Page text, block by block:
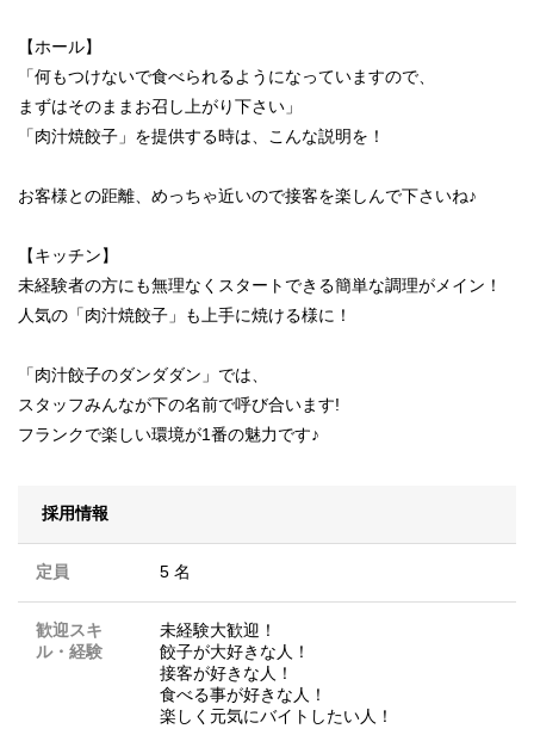
【ホール】
「何もつけないで食べられるようになっていますので、
まずはそのままお召し上がり下さい」
「肉汁焼餃子」を提供する時は、こんな説明を！
お客様との距離、めっちゃ近いので接客を楽しんで下さいね♪
【キッチン】
未経験者の方にも無理なくスタートできる簡単な調理がメイン！
人気の「肉汁焼餃子」も上手に焼ける様に！
「肉汁餃子のダンダダン」では、
スタッフみんなが下の名前で呼び合います!
フランクで楽しい環境が1番の魅力です♪
採用情報
定員 5 名
歓迎スキ
ル・経験
未経験大歓迎！
餃子が大好きな人！
接客が好きな人！
食べる事が好きな人！
楽しく元気にバイトしたい人！